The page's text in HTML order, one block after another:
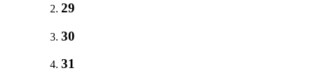
29
30
31